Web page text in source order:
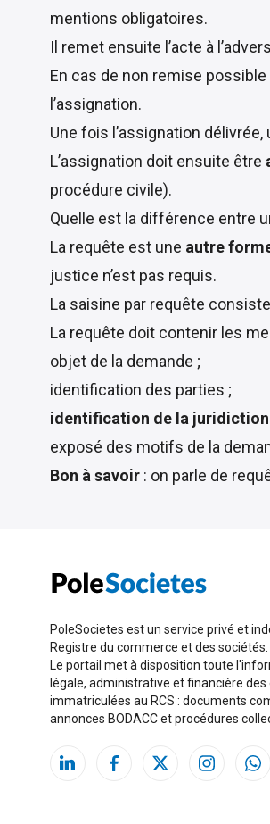
mentions obligatoires.
Il remet ensuite l’acte à
En cas de non remise
l’assignation.
Une fois l’assignation
L’assignation doit ensuite être
procédure civile).
Quelle est la différence entre
La requête est une autre
justice n’est pas requis.
La saisine par requête
La requête doit contenir les
objet de la demande ;
identification des parties ;
identification de la
exposé des motifs de la
Bon à savoir : on parle de
PoleSocietes est un service privé et
Registre du commerce et des sociétés.
Le portail met à disposition toute
légale, administrative et financière
immatriculées au RCS : documents
annonces BODACC et procédures